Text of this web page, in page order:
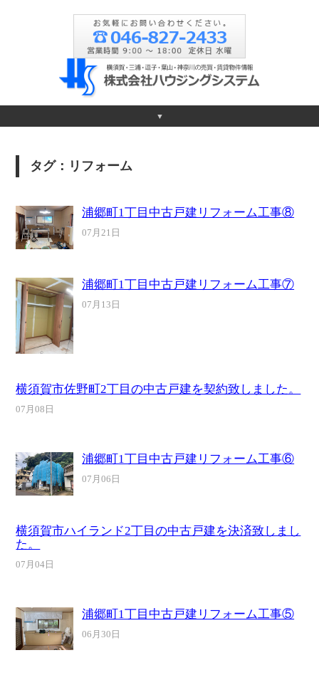
▼
タグ：リフォーム
浦郷町1丁目中古戸建リフォーム工事⑧
07月21日
浦郷町1丁目中古戸建リフォーム工事⑦
07月13日
横須賀市佐野町2丁目の中古戸建を契約致しました。
07月08日
浦郷町1丁目中古戸建リフォーム工事⑥
07月06日
横須賀市ハイランド2丁目の中古戸建を決済致しまし
た。
07月04日
浦郷町1丁目中古戸建リフォーム工事⑤
06月30日